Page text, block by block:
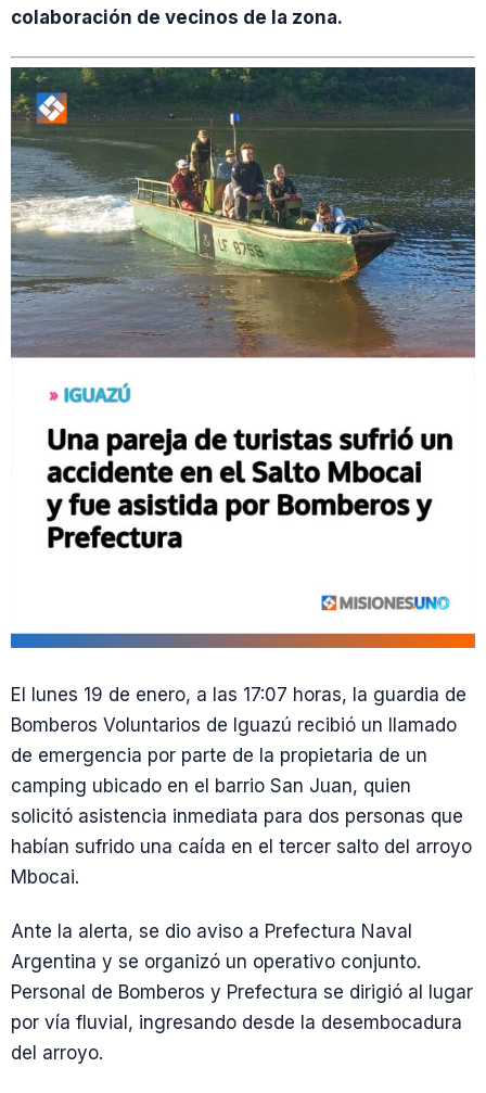
colaboración de vecinos de la zona.
El lunes 19 de enero, a las 17:07 horas, la guardia de
Bomberos Voluntarios de Iguazú recibió un llamado
de emergencia por parte de la propietaria de un
camping ubicado en el barrio San Juan, quien
solicitó asistencia inmediata para dos personas que
habían sufrido una caída en el tercer salto del arroyo
Mbocai.
Ante la alerta, se dio aviso a Prefectura Naval
Argentina y se organizó un operativo conjunto.
Personal de Bomberos y Prefectura se dirigió al lugar
por vía fluvial, ingresando desde la desembocadura
del arroyo.